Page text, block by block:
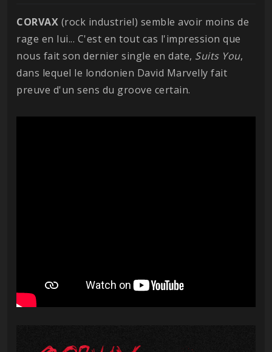
CORVAX (rock industriel) semble avoir moins de
rage en lui... C'est en tout cas l'impression que
nous fait son dernier single en date, Suits You,
dans lequel le londonien David Marvelly fait
preuve d'un sens du groove certain.